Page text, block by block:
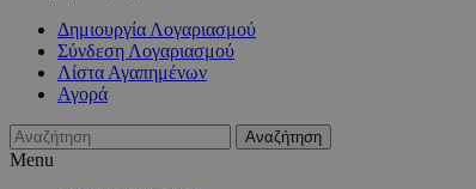
Δημιουργία Λογαριασμού
Σύνδεση Λογαριασμού
Λίστα Αγαπημένων
Αγορά
Αναζήτηση
Menu